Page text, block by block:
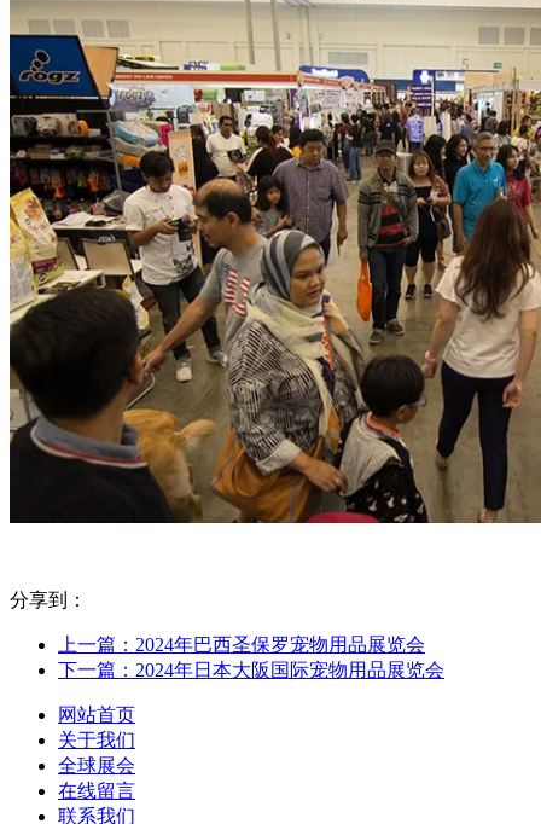
分享到：
上一篇：2024年巴西圣保罗宠物用品展览会
下一篇：2024年日本大阪国际宠物用品展览会
网站首页
关于我们
全球展会
在线留言
联系我们